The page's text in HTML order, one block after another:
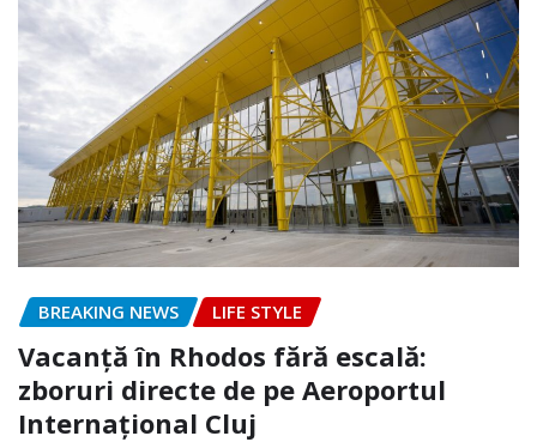
BREAKING NEWS LIFE STYLE
Vacanță în Rhodos fără escală:
zboruri directe de pe Aeroportul
Internațional Cluj